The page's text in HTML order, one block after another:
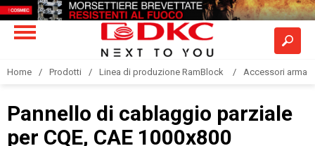
Home Prodotti Linea di produzione RamBlock Accessori armadi
Pannello di cablaggio parziale
per CQE, CAE 1000x800